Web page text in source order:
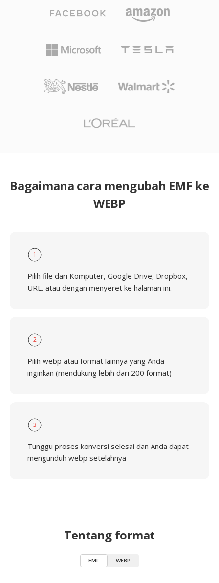
Bagaimana cara mengubah EMF ke
WEBP
1
Pilih file dari Komputer, Google Drive, Dropbox,
URL, atau dengan menyeret ke halaman ini.
2
Pilih webp atau format lainnya yang Anda
inginkan (mendukung lebih dari 200 format)
3
Tunggu proses konversi selesai dan Anda dapat
mengunduh webp setelahnya
Tentang format
EMF WEBP